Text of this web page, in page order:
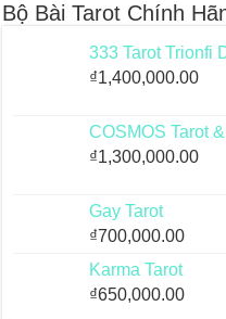
Bộ Bài Tarot Chính
333 Tarot Trionfi
₫1,400,000.00
COSMOS Tarot
₫1,300,000.00
Gay Tarot
₫700,000.00
Karma Tarot
₫650,000.00